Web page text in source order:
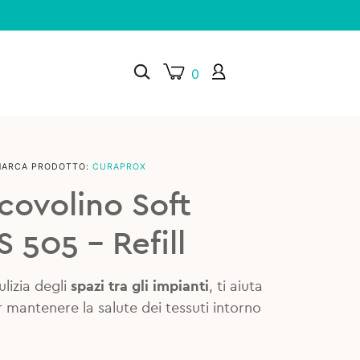
0
PRODOTTO: CURAPROX
Soft
505 – Refill
degli spazi tra gli impianti, ti aiuta
la salute dei tessuti intorno